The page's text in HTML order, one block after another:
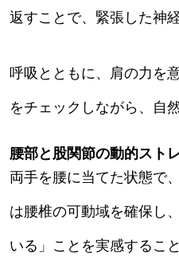
返すことで、緊張した神
呼吸とともに、肩の力を
をチェックしながら、自
腰部と股関節の動的スト
両手を腰に当てた状態で
は腰椎の可動域を確保し
いる」ことを実感するこ